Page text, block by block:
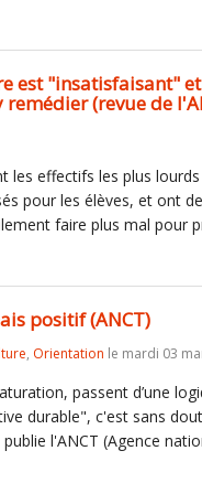
est "insatisfaisant"
(revue de
effectifs les plus lourds
pour les élèves, et ont
faire plus mal pour
positif (ANCT)
, Orientation le mardi 03
passent d’une
durable", c'est sans
l'ANCT (Agence